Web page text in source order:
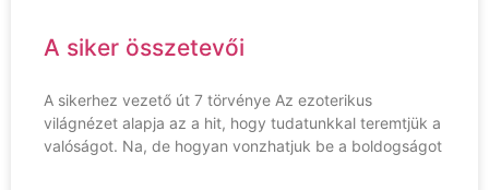
A siker összetevői
A sikerhez vezető út 7 törvénye Az ezoterikus
világnézet alapja az a hit, hogy tudatunkkal teremtjük a
valóságot. Na, de hogyan vonzhatjuk be a boldogságot